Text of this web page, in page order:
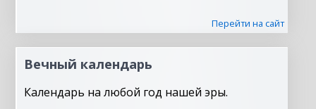
Перейти на сайт
Вечный календарь
Календарь на любой год нашей эры.